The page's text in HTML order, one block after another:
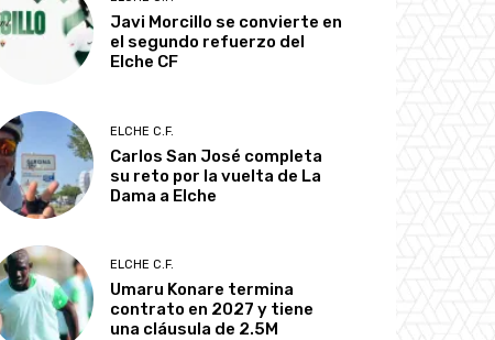
Javi Morcillo se convierte en
el segundo refuerzo del
Elche CF
ELCHE C.F.
Carlos San José completa
su reto por la vuelta de La
Dama a Elche
ELCHE C.F.
Umaru Konare termina
contrato en 2027 y tiene
una cláusula de 2.5M